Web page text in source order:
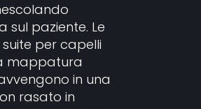
sul paziente. Le
per capelli
mappatura
in una
rasato in